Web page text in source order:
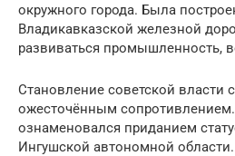
окружного города. Была
Владикавказской железной
развиваться промышленность,
Становление советской власти
ожесточённым сопротивлением.
ознаменовался приданием
Ингушской автономной